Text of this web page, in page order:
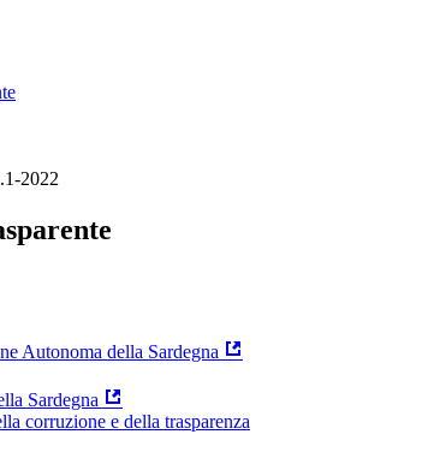
2022
Autonoma della Sardegna
Sardegna
corruzione e della trasparenza